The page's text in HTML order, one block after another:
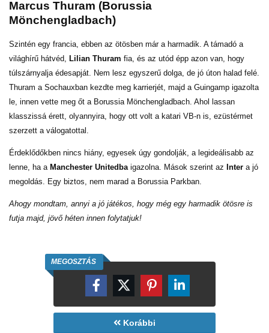
Marcus Thuram (Borussia
Mönchengladbach)
Szintén egy francia, ebben az ötösben már a harmadik. A támadó a
világhírű hátvéd, Lilian Thuram fia, és az utód épp azon van, hogy
túlszárnyalja édesapját. Nem lesz egyszerű dolga, de jó úton halad felé.
Thuram a Sochauxban kezdte meg karrierjét, majd a Guingamp igazolta
le, innen vette meg őt a Borussia Mönchengladbach. Ahol lassan
klasszissá érett, olyannyira, hogy ott volt a katari VB-n is, ezüstérmet
szerzett a válogatottal.
Érdeklődőkben nincs hiány, egyesek úgy gondolják, a legideálisabb az
lenne, ha a Manchester Unitedba igazolna. Mások szerint az Inter a jó
megoldás. Egy biztos, nem marad a Borussia Parkban.
Ahogy mondtam, annyi a jó játékos, hogy még egy harmadik ötösre is
futja majd, jövő héten innen folytatjuk!
MEGOSZTÁS
Korábbi